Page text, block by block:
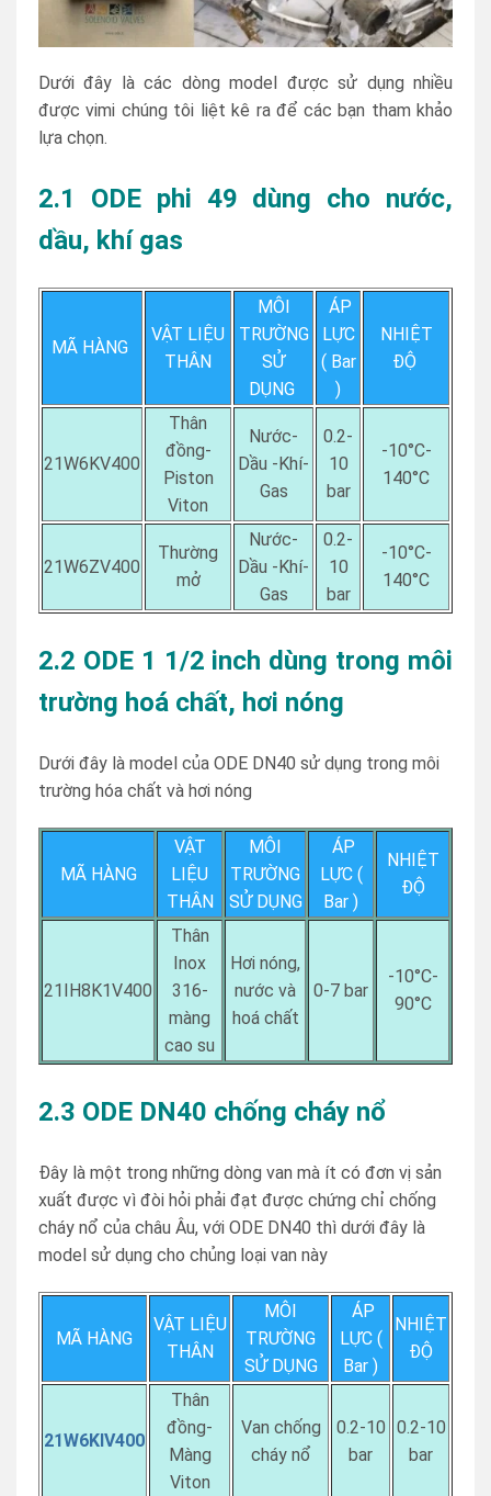
Dưới đây là các dòng model được sử dụng nhiều
được vimi chúng tôi liệt kê ra để các bạn tham khảo
lựa chọn.
2.1 ODE phi 49 dùng cho nước,
dầu, khí gas
MÃ HÀNG
VẬT LIỆU
THÂN
MÔI
TRƯỜNG
SỬ
DỤNG
ÁP
LỰC
( Bar
)
NHIỆT
ĐỘ
21W6KV400
Thân
đồng-
Piston
Viton
Nước-
Dầu -Khí-
Gas
0.2-
10
bar
-10°C-
140°C
21W6ZV400
Thường
mở
Nước-
Dầu -Khí-
Gas
0.2-
10
bar
-10°C-
140°C
2.2 ODE 1 1/2 inch dùng trong môi
trường hoá chất, hơi nóng
Dưới đây là model của ODE DN40 sử dụng trong môi
trường hóa chất và hơi nóng
MÃ HÀNG
VẬT
LIỆU
THÂN
MÔI
TRƯỜNG
SỬ DỤNG
ÁP
LỰC (
Bar )
NHIỆT
ĐỘ
21IH8K1V400
Thân
Inox
316-
màng
cao su
Hơi nóng,
nước và
hoá chất
0-7 bar
-10°C-
90°C
2.3 ODE DN40 chống cháy nổ
Đây là một trong những dòng van mà ít có đơn vị sản
xuất được vì đòi hỏi phải đạt được chứng chỉ chống
cháy nổ của châu Âu, với ODE DN40 thì dưới đây là
model sử dụng cho chủng loại van này
MÃ HÀNG
VẬT LIỆU
THÂN
MÔI
TRƯỜNG
SỬ DỤNG
ÁP
LỰC (
Bar )
NHIỆT
ĐỘ
21W6KIV400
Thân
đồng-
Màng
Viton
Van chống
cháy nổ
0.2-10
bar
0.2-10
bar